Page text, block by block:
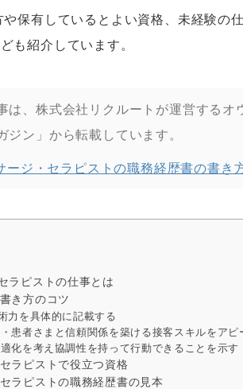
や保有しているとよい資格、未経験の
も紹介しています。
は、株式会社リクルートが運営するオ
ジン」から転載しています。
ージ・セラピストの職務経歴書の書き
ラピストの仕事とは
き方のコツ
力を具体的に記載する
患者さまと信頼関係を築ける接客スキルをアピ
化を考え協調性を持って行動できることを示す
ラピストで役立つ資格
ラピストの職務経歴書の見本